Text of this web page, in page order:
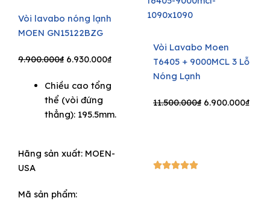
Vòi lavabo nóng lạnh
MOEN GN15122BZG
9.900.000₫ Original
was:
9.900.000₫.
6.930.000₫Current
6.930.000₫.
Chiều cao tổng
thể (vòi đứng
thẳng): 195.5mm.
Hãng sản xuất: MOEN-
USA
Mã sản phẩm:
Vòi Lavabo Moen
T6405 + 9000MCL 3 Lỗ
Nóng Lạnh
11.500.000₫ Original
6.900.000₫
5/5